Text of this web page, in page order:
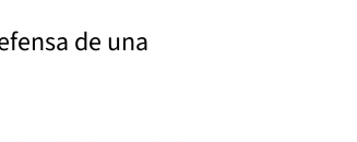
de una